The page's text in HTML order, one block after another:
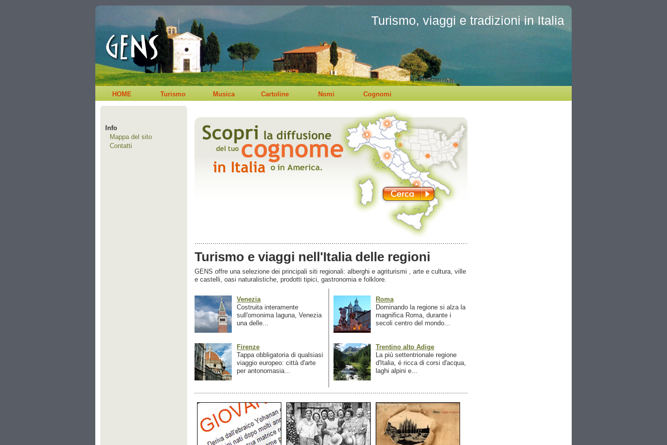
Turismo, viaggi e tradizioni in Italia
HOME Turismo Musica Cartoline Nomi Cognomi
Info
Mappa del sito
Contatti
Turismo e viaggi nell'Italia delle regioni
GENS offre una selezione dei principali siti regionali: alberghi e agriturismi , arte e cultura, ville
e castelli, oasi naturalistiche, prodotti tipici, gastronomia e folklore.
Venezia
Costruita interamente
sull'omonima laguna, Venezia
una delle...
Firenze
Tappa obbligatoria di qualsiasi
viaggio europeo: città d'arte
per antonomasia...
Roma
Dominando la regione si alza la
magnifica Roma, durante i
secoli centro del mondo...
Trentino alto Adige
La più settentrionale regione
d'Italia, é ricca di corsi d'acqua,
laghi alpini e...